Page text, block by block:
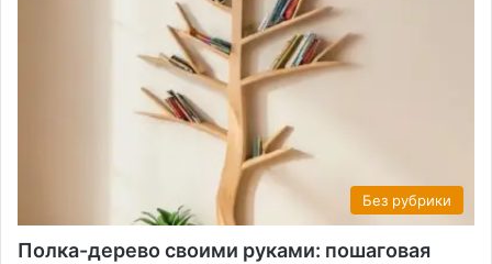
Без рубрики
Полка-дерево своими руками: пошаговая